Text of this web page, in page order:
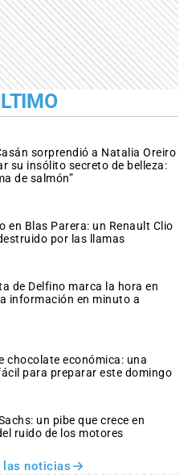
sorprendió a Natalia Oreiro
su insólito secreto de belleza:
de salmón”
en Blas Parera: un Renault Clio
por las llamas
de Delfino marca la hora en
información en minuto a
chocolate económica: una
para preparar este domingo
un pibe que crece en
ruido de los motores
las noticias